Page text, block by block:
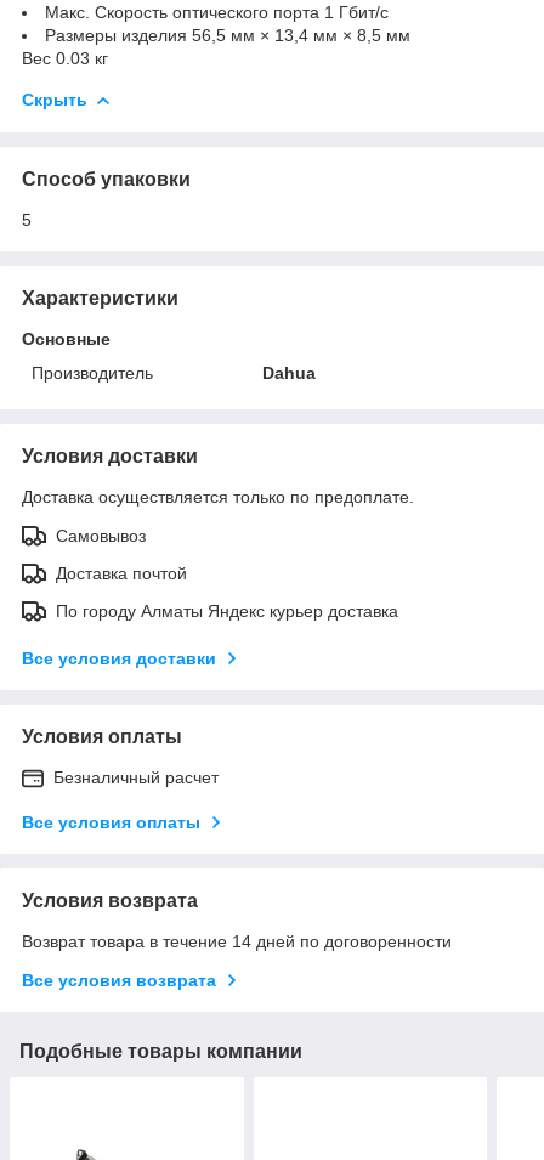
Макс. Скорость оптического порта 1 Гбит/с
Размеры изделия 56,5 мм × 13,4 мм × 8,5 мм
Вес 0.03 кг
Скрыть
Способ упаковки
5
Характеристики
Основные
Производитель
Dahua
Условия доставки
Доставка осуществляется только по предоплате.
Самовывоз
Доставка почтой
По городу Алматы Яндекс курьер доставка
Все условия доставки
Условия оплаты
Безналичный расчет
Все условия оплаты
Условия возврата
Возврат товара в течение 14 дней по договоренности
Все условия возврата
Подобные товары компании